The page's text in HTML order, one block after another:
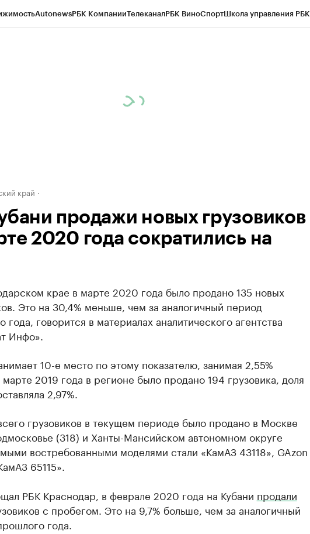
AutonewsРБК КомпанииТелеканалРБК ВиноСпортШкола управления РБК
край
продажи новых грузовиков
2020 года сократились на
крае в марте 2020 года было продано 135 новых
Это на 30,4% меньше, чем за аналогичный период
года, говорится в материалах аналитического агентства
Инфо».
10-е место по этому показателю, занимая 2,55%
2019 года в регионе было продано 194 грузовика, доля
2,97%.
грузовиков в текущем периоде было продано в Москве
(318) и Ханты-Мансийском автономном округе
востребованными моделями стали «КамАЗ 43118», GAzon
65115».
РБК Краснодар, в феврале 2020 года на Кубани продали
с пробегом. Это на 9,7% больше, чем за аналогичный
года.